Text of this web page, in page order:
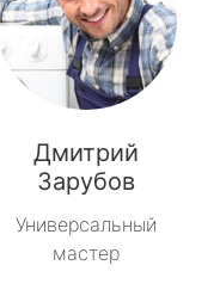
Дмитрий
Зарубов
Универсальный
мастер